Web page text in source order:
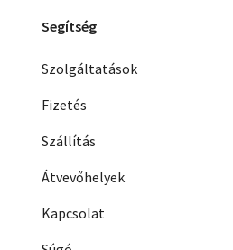
Segítség
Szolgáltatások
Fizetés
Szállítás
Átvevőhelyek
Kapcsolat